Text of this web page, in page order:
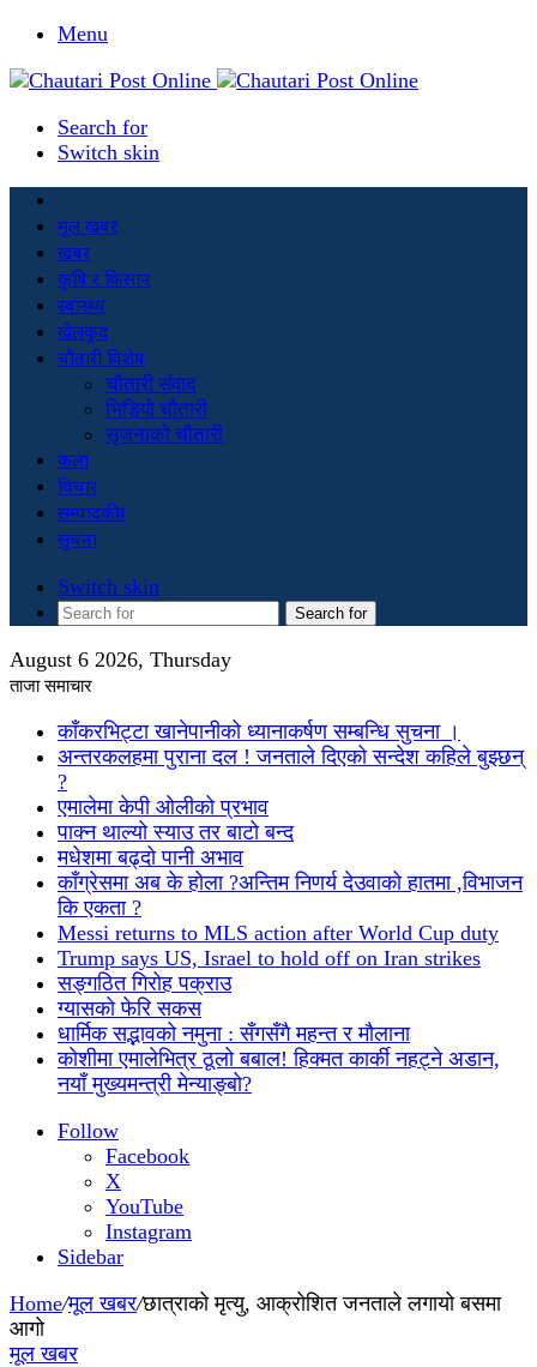
Menu
Search for
Switch skin
मूल खबर
खबर
कृषि र किसान
स्वास्थ्य
खेलकुद
चौतारी विशेष
चौतारी संवाद
भिडियो चौतारी
सृजनाको चौतारी
कला
विचार
सम्पादकीय
सुचना
Switch skin
Search for
August 6 2026, Thursday
ताजा समाचार
काँकरभिट्टा खानेपानीको ध्यानाकर्षण सम्बन्धि सुचना ।
अन्तरकलहमा पुराना दल ! जनताले दिएको सन्देश कहिले बुझ्छन्
?
एमालेमा केपी ओलीको प्रभाव
पाक्न थाल्यो स्याउ तर बाटो बन्द
मधेशमा बढ्दो पानी अभाव
काँग्रेसमा अब के होला ?अन्तिम निणर्य देउवाको हातमा ,विभाजन
कि एकता ?
Messi returns to MLS action after World Cup duty
Trump says US, Israel to hold off on Iran strikes
सङ्गठित गिरोह पक्राउ
ग्यासको फेरि सकस
धार्मिक सद्भावको नमुना : सँगसँगै महन्त र मौलाना
कोशीमा एमालेभित्र ठूलो बबाल! हिक्मत कार्की नहट्ने अडान,
नयाँ मुख्यमन्त्री मेन्याङ्बो?
Follow
Facebook
X
YouTube
Instagram
Sidebar
Home/मूल खबर/छात्राको मृत्यु, आक्रोशित जनताले लगायो बसमा
आगो
मूल खबर